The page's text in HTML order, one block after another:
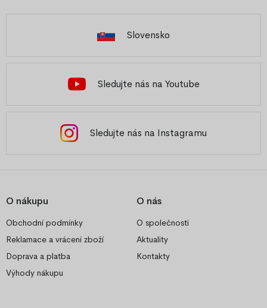
Slovensko
Sledujte nás na Youtube
Sledujte nás na Instagramu
O nákupu
Obchodní podmínky
Reklamace a vrácení zboží
Doprava a platba
Výhody nákupu
O nás
O společnosti
Aktuality
Kontakty